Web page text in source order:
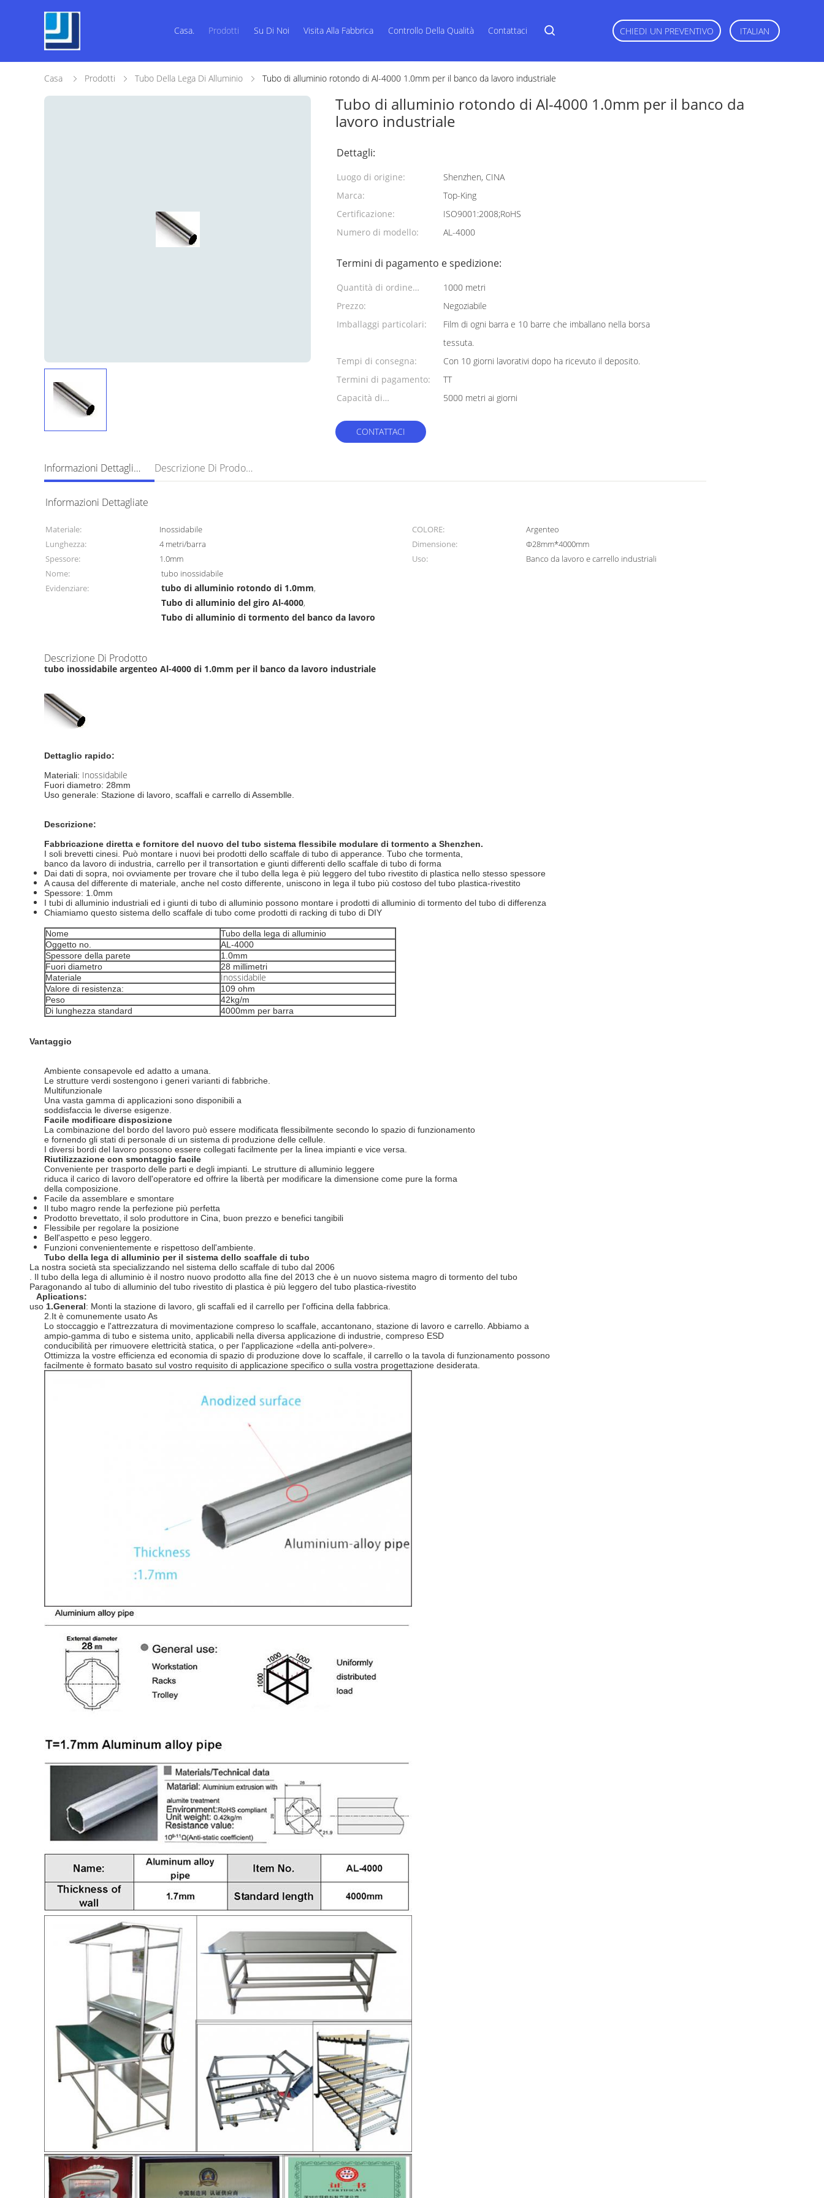
Casa. Prodotti Su Di Noi Visita Alla Fabbrica Controllo Della Qualità Contattaci CHIEDI UN PREVENTIVO ITALIAN
Casa Prodotti Tubo Della Lega Di Alluminio Tubo di alluminio rotondo di Al-4000 1.0mm per il banco da lavoro industriale
Tubo di alluminio rotondo di Al-4000 1.0mm per il banco da
lavoro industriale
Dettagli:
Luogo di origine:
Shenzhen, CINA
Marca:
Top-King
Certificazione:
ISO9001:2008;RoHS
Numero di modello:
AL-4000
Termini di pagamento e spedizione:
Quantità di ordine
minimo:
1000 metri
Prezzo:
Negoziabile
Imballaggi particolari:
Film di ogni barra e 10 barre che imballano nella borsa
tessuta.
Tempi di consegna:
Con 10 giorni lavorativi dopo ha ricevuto il deposito.
Termini di pagamento:
TT
Capacità di
5000 metri ai giorni
CONTATTACI
Informazioni Dettagliate Descrizione Di Prodotto
Informazioni Dettagliate
Materiale: Inossidabile COLORE:
Argenteo
Lunghezza:
4 metri/barra Dimensione:
Φ28mm*4000mm
Spessore:
1.0mm Uso:
Banco da lavoro e carrello industriali
Nome:
tubo inossidabile
Evidenziare:
tubo di alluminio rotondo di 1.0mm,
Tubo di alluminio del giro Al-4000,
Tubo di alluminio di tormento del banco da lavoro
Descrizione Di Prodotto
tubo inossidabile argenteo Al-4000 di 1.0mm per il banco da lavoro industriale
Dettaglio rapido:
Materiali: Inossidabile
Fuori diametro: 28mm
Uso generale: Stazione di lavoro, scaffali e carrello di Assemblle.
Descrizione:
Fabbricazione diretta e fornitore del nuovo del tubo sistema flessibile modulare di tormento a Shenzhen.
I soli brevetti cinesi. Può montare i nuovi bei prodotti dello scaffale di tubo di apperance. Tubo che tormenta,
banco da lavoro di industria, carrello per il transortation e giunti differenti dello scaffale di tubo di forma
Dai dati di sopra, noi ovviamente per trovare che il tubo della lega è più leggero del tubo rivestito di plastica nello stesso spessore
A causa del differente di materiale, anche nel costo differente, uniscono in lega il tubo più costoso del tubo plastica-rivestito
Spessore: 1.0mm
I tubi di alluminio industriali ed i giunti di tubo di alluminio possono montare i prodotti di alluminio di tormento del tubo di differenza
Chiamiamo questo sistema dello scaffale di tubo come prodotti di racking di tubo di DIY
Nome
Tubo della lega di alluminio
Oggetto no.
AL-4000
Spessore della parete
1.0mm
Fuori diametro
28 millimetri
Materiale
Inossidabile
Valore di resistenza: 109 ohm
Peso
42kg/m
Di lunghezza standard
4000mm per barra
Vantaggio
Ambiente consapevole ed adatto a umana.
Le strutture verdi sostengono i generi varianti di fabbriche.
Multifunzionale
Una vasta gamma di applicazioni sono disponibili a
soddisfaccia le diverse esigenze.
Facile modificare disposizione
La combinazione del bordo del lavoro può essere modificata flessibilmente secondo lo spazio di funzionamento
e fornendo gli stati di personale di un sistema di produzione delle cellule.
I diversi bordi del lavoro possono essere collegati facilmente per la linea impianti e vice versa.
Riutilizzazione con smontaggio facile
Conveniente per trasporto delle parti e degli impianti. Le strutture di alluminio leggere
riduca il carico di lavoro dell'operatore ed offrire la libertà per modificare la dimensione come pure la forma
della composizione.
Facile da assemblare e smontare
Il tubo magro rende la perfezione più perfetta
Prodotto brevettato, il solo produttore in Cina, buon prezzo e benefici tangibili
Flessibile per regolare la posizione
Bell'aspetto e peso leggero.
Funzioni convenientemente e rispettoso dell'ambiente.
Tubo della lega di alluminio per il sistema dello scaffale di tubo
La nostra società sta specializzando nel sistema dello scaffale di tubo dal 2006
. Il tubo della lega di alluminio è il nostro nuovo prodotto alla fine del 2013 che è un nuovo sistema magro di tormento del tubo
Paragonando al tubo di alluminio del tubo rivestito di plastica è più leggero del tubo plastica-rivestito
Aplications:
uso 1.General: Monti la stazione di lavoro, gli scaffali ed il carrello per l'officina della fabbrica.
2.It è comunemente usato As
Lo stoccaggio e l'attrezzatura di movimentazione compreso lo scaffale, accantonano, stazione di lavoro e carrello. Abbiamo a
ampio-gamma di tubo e sistema unito, applicabili nella diversa applicazione di industrie, compreso ESD
conducibilità per rimuovere elettricità statica, o per l'applicazione «della anti-polvere».
Ottimizza la vostre efficienza ed economia di spazio di produzione dove lo scaffale, il carrello o la tavola di funzionamento possono
facilmente è formato basato sul vostro requisito di applicazione specifico o sulla vostra progettazione desiderata.